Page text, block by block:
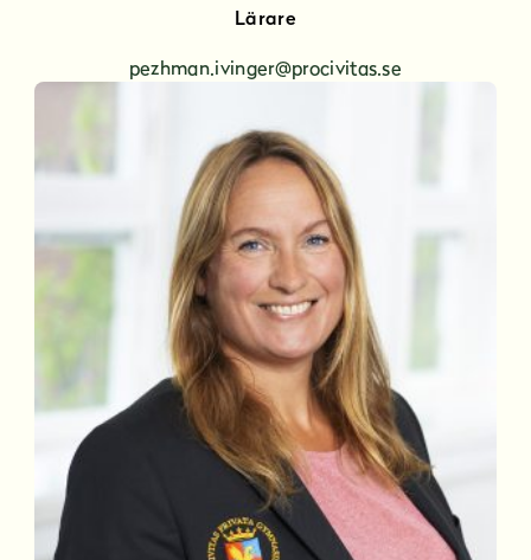
Lärare
pezhman.ivinger@procivitas.se